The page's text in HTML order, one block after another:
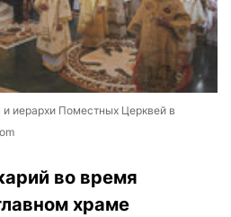
иерархи Поместных Церквей в
во время
храме